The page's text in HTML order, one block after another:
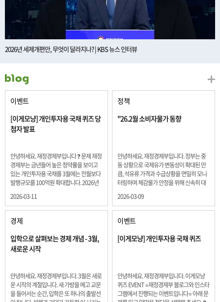
2026년 세제개편안, 무엇이 달라지나? | KBS 뉴스 인터뷰
이벤트
[이게모냥] 개인투자용 국채 퀴즈 당
첨자 발표
안녕하세요. 재정경제부입니다 ❓ 문제 재정
경제부는 금년들어 높은 청약률을 보이고
있는 개인투자용 국채를 3월에는 전월보다
발행규모를 100억원 확대합니다. 2026년
5년물 600억원, 10년물 900억원, 20년물
300억원입니다. 그렇다면 3월 개인투자용
국채의 총 발행 예정 금액은 얼마일까요??
보기 ① 1,600억원 ② 1,700억원 ③ 1,800
억원 ④ 2,000억원 정답 : 1,800억원 참여해
주신 모든 분들 감사합니다! 당첨자분들에
게는 지난 이벤트 블로그 게시글에 비밀댓
전달드립니다.
2026-03-11
정책
"26.2월 소비자물가 동향
안녕하세요. 재정경제부입니다. 정부는 중
동 상황으로 국제유가 변동성이 확대된 만
큼, 석유류 가격과 수급상황을 면밀히 모니
터링하며 체감물가 안정을 위해 신속히 대
료품과 에너지를 제외하고 추세적 흐름을
보여주는 근원물가는 2.3% 상승 향후 지정
학적 요인, 기상여건 등 불확실성이 있는 만
큼, 정부는 체감물가 안정을 위해 총력을 다
할 계획입니다. 특히, 최근 중동 상황으로 국
제유가 변동성이 확대된 만큼, 석유류 가격･
다.
2026-03-09
경제
입학으로 살펴보는 경제 개념 - 3월,
새로운 시작
안녕하세요. 재정경제부입니다. 3월은 새로
운 시작의 계절입니다. 새 가방을 메고 교문
을 들어서는 순간, 입학은 또 하나의 출발선
이벤트
[이게모냥] 개인투자용 국채 퀴즈
안녕하세요. 재정경제부입니다. 이게모냥
퀴즈 EVENT ⭐재정경제부 블로그와 인스타
그램에서 진행되는 이벤트입니다⭐ 아래 문